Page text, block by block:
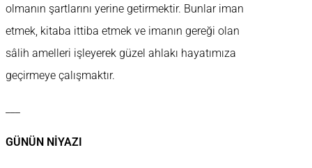
olmanın şartlarını yerine getirmektir. Bunlar iman
etmek, kitaba ittiba etmek ve imanın gereği olan
sâlih amelleri işleyerek güzel ahlakı hayatımıza
geçirmeye çalışmaktır.
GÜNÜN NİYAZI